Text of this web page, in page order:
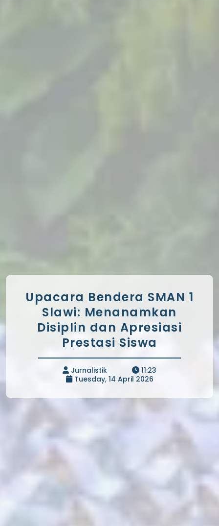
Upacara Bendera SMAN 1
Slawi: Menanamkan
Disiplin dan Apresiasi
Prestasi Siswa
Jurnalistik
11:23
Tuesday, 14 April 2026